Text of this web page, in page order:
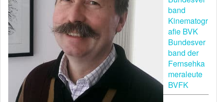
band
Kinematogr
afie BVK
Bundesver
band der
Fernsehka
meraleute
BVFK